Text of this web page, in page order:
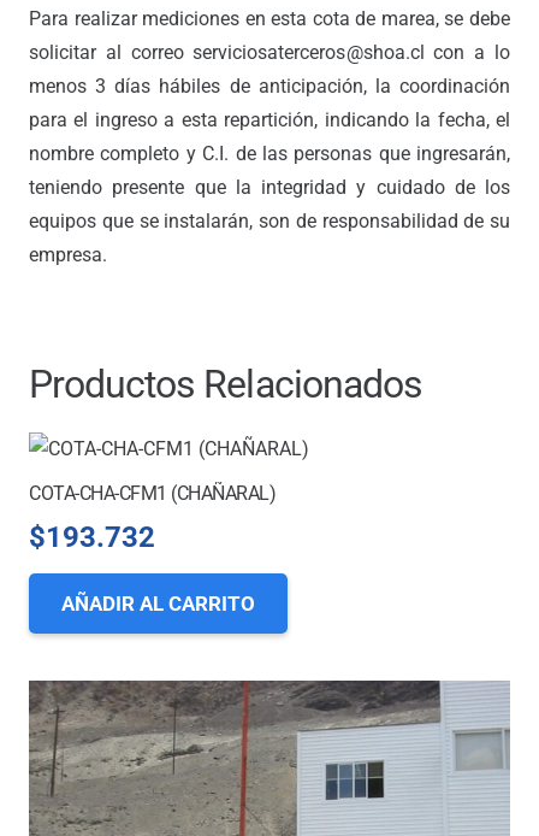
Para realizar mediciones en esta cota de marea, se debe
solicitar al correo serviciosaterceros@shoa.cl con a lo
menos 3 días hábiles de anticipación, la coordinación
para el ingreso a esta repartición, indicando la fecha, el
nombre completo y C.I. de las personas que ingresarán,
teniendo presente que la integridad y cuidado de los
equipos que se instalarán, son de responsabilidad de su
empresa.
Productos Relacionados
COTA-CHA-CFM1 (CHAÑARAL)
$193.732
AÑADIR AL CARRITO